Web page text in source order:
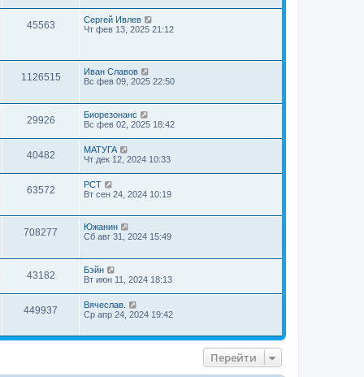
45563
Сергей Ивлев
Чт фев 13, 2025 21:12
1126515
Иван Славов
Вс фев 09, 2025 22:50
29926
Биорезонанс
Вс фев 02, 2025 18:42
40482
МАТУГА
Чт дек 12, 2024 10:33
63572
РСТ
Вт сен 24, 2024 10:19
708277
Южанин
Сб авг 31, 2024 15:49
43182
Бэйн
Вт июн 11, 2024 18:13
449937
Вячеслав.
Ср апр 24, 2024 19:42
Перейти